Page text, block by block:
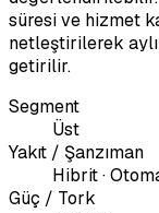
süresi ve hizmet
netleştirilerek
getirilir.
Segment
Üst
Yakıt / Şanzıman
Hibrit ·
Güç / Tork